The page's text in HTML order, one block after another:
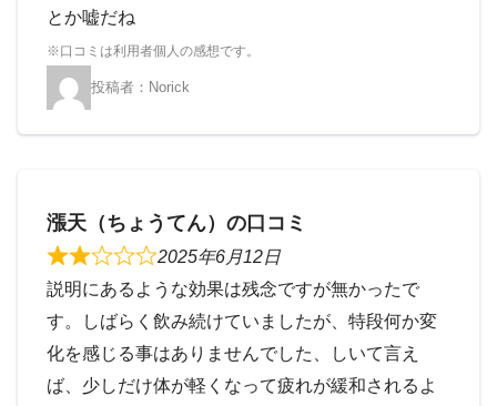
とか嘘だね
Norick
漲天（ちょうてん）の口コミ
2025年6月12日
説明にあるような効果は残念ですが無かったで
す。しばらく飲み続けていましたが、特段何か変
化を感じる事はありませんでした、しいて言え
ば、少しだけ体が軽くなって疲れが緩和されるよ